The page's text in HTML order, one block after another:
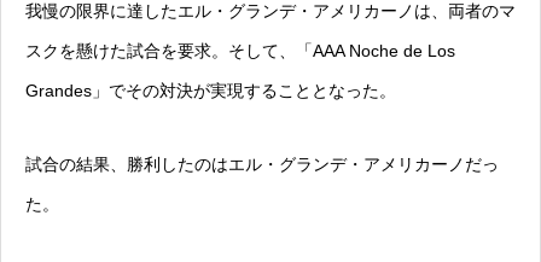
我慢の限界に達したエル・グランデ・アメリカーノは、両者のマ
スクを懸けた試合を要求。そして、「AAA Noche de Los
Grandes」でその対決が実現することとなった。
試合の結果、勝利したのはエル・グランデ・アメリカーノだっ
た。